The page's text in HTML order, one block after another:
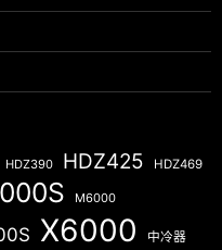
HDZ390 HDZ425 HDZ469
M6000
X6000 中冷器